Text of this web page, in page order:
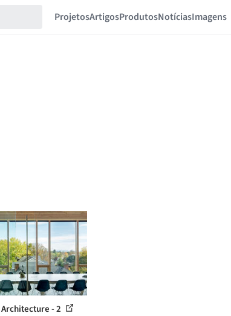
ProjetosArtigosProdutosNotíciasImagens
Architecture - 2